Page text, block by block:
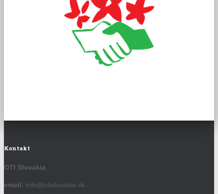
Kontakt
OTI Slovakia
email: info@otislovakia.sk